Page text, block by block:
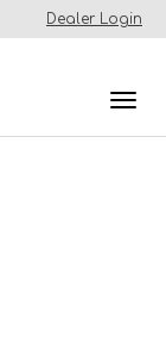
Dealer Login